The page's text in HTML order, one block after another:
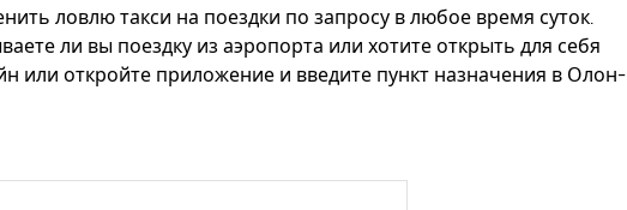
ловлю такси на поездки по запросу в любое время суток.
ли вы поездку из аэропорта или хотите открыть для себя
или откройте приложение и введите пункт назначения в Олон-